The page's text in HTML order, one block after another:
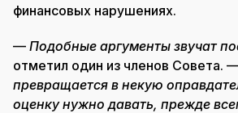
финансовых нарушениях.
— Подобные аргументы звучат
отметил один из членов Совета.
превращается в некую
оценку нужно давать, прежде